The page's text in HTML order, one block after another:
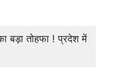
बड़ा तोहफा ! प्रदेश में